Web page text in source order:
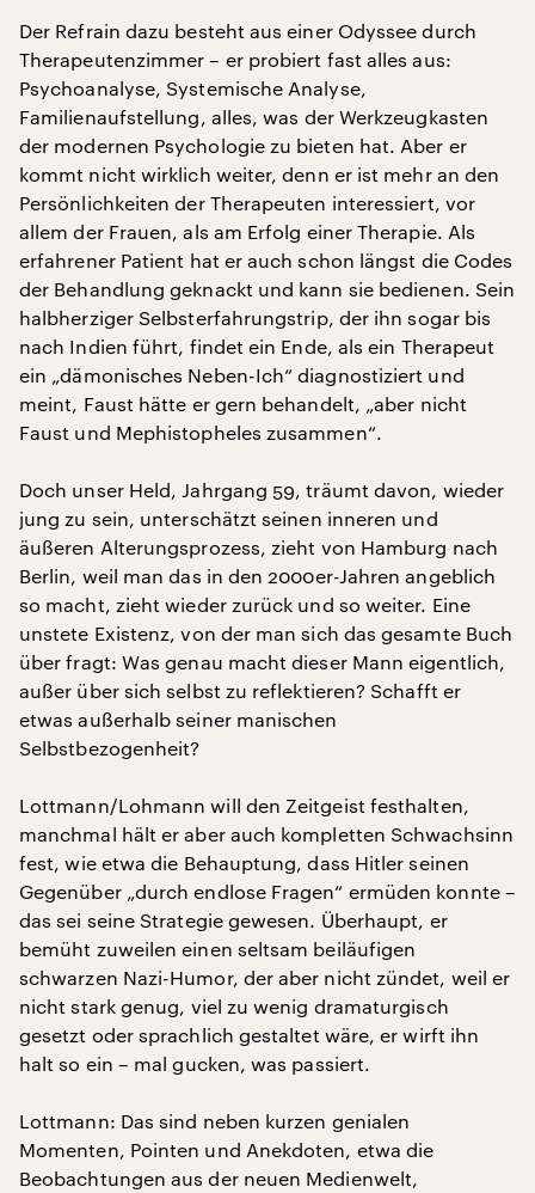
Der Refrain dazu besteht aus einer Odyssee durch
Therapeutenzimmer – er probiert fast alles aus:
Psychoanalyse, Systemische Analyse,
Familienaufstellung, alles, was der Werkzeugkasten
der modernen Psychologie zu bieten hat. Aber er
kommt nicht wirklich weiter, denn er ist mehr an den
Persönlichkeiten der Therapeuten interessiert, vor
allem der Frauen, als am Erfolg einer Therapie. Als
erfahrener Patient hat er auch schon längst die Codes
der Behandlung geknackt und kann sie bedienen. Sein
halbherziger Selbsterfahrungstrip, der ihn sogar bis
nach Indien führt, findet ein Ende, als ein Therapeut
ein „dämonisches Neben-Ich“ diagnostiziert und
meint, Faust hätte er gern behandelt, „aber nicht
Faust und Mephistopheles zusammen“.
Doch unser Held, Jahrgang 59, träumt davon, wieder
jung zu sein, unterschätzt seinen inneren und
äußeren Alterungsprozess, zieht von Hamburg nach
Berlin, weil man das in den 2000er-Jahren angeblich
so macht, zieht wieder zurück und so weiter. Eine
unstete Existenz, von der man sich das gesamte Buch
über fragt: Was genau macht dieser Mann eigentlich,
außer über sich selbst zu reflektieren? Schafft er
etwas außerhalb seiner manischen
Selbstbezogenheit?
Lottmann/Lohmann will den Zeitgeist festhalten,
manchmal hält er aber auch kompletten Schwachsinn
fest, wie etwa die Behauptung, dass Hitler seinen
Gegenüber „durch endlose Fragen“ ermüden konnte –
das sei seine Strategie gewesen. Überhaupt, er
bemüht zuweilen einen seltsam beiläufigen
schwarzen Nazi-Humor, der aber nicht zündet, weil er
nicht stark genug, viel zu wenig dramaturgisch
gesetzt oder sprachlich gestaltet wäre, er wirft ihn
halt so ein – mal gucken, was passiert.
Lottmann: Das sind neben kurzen genialen
Momenten, Pointen und Anekdoten, etwa die
Beobachtungen aus der neuen Medienwelt,